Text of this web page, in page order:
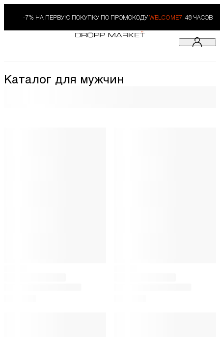
-7% НА ПЕРВУЮ ПОКУПКУ ПО ПРОМОКОДУ WELCOME7. 48 ЧАСОВ
Каталог для мужчин